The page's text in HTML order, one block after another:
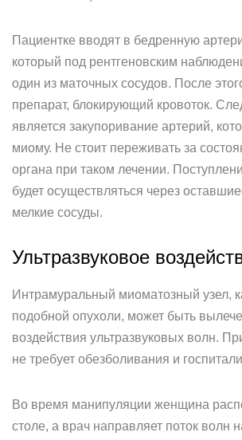
Пациентке вводят в бедренную
который под рентгеновским
один из маточных сосудов. После
препарат, блокирующий кровоток.
является закупоривание артерий,
миому. Не стоит переживать за
органа при таком лечении.
будет осуществляться через
мелкие сосуды.
Ультразвуковое
Интрамуральный миоматозный узел,
подобной опухоли, может быть
воздействия ультразвуковых волн.
не требует обезболивания и
Во время манипуляции женщина
столе, а врач направляет поток волн